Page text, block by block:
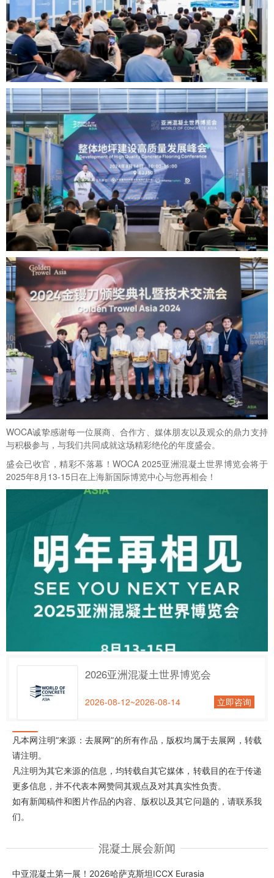
WOCA诚挚感谢每一位展商、合作方、媒体朋友以及观众的鼎力支持
与积极参与，与我们共同成就这场精彩绝伦的年度盛会。
盛会已收官，精彩不落幕！WOCA 2025亚洲混凝土世界博览会将于
2025年8月13-15日在上海新国际博览中心与您再相会！
2026亚洲混凝土世界博览会
2026-08-12~2026-08-14 立即咨询
凡本网注明“来源：去展网”的所有作品，版权均属于去展网，转载
请注明。
凡注明为其它来源的信息，均转载自其它媒体，转载目的在于传递
更多信息，并不代表本网赞同其观点及对其真实性负责。
如有新闻稿件和图片作品的内容、版权以及其它问题的，请联系我
们。
混凝土展会新闻
中亚混凝土第一展！2026哈萨克斯坦ICCX Eurasia